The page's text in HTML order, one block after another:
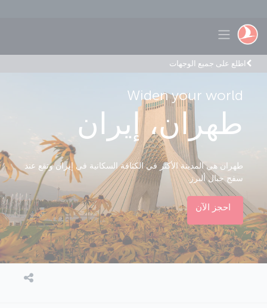
Toggle navigation
اطلع على جميع الوجهات
Widen your world
طهران، إيران
طهران هي المدينة الأكثر في الكثافة السكانية في إيران وتقع عند
سفح جبال ألبرز.
احجز الآن